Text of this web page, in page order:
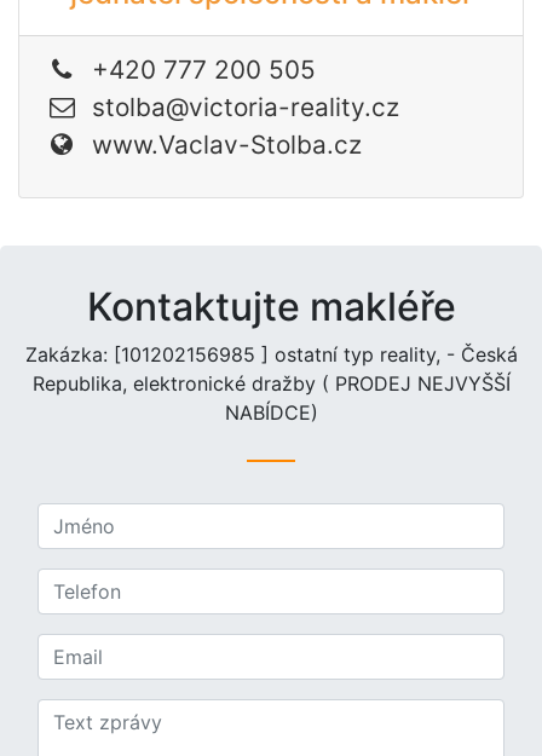
+420 777 200 505
stolba@victoria-reality.cz
www.Vaclav-Stolba.cz
Kontaktujte makléře
Zakázka: [101202156985 ] ostatní typ reality, - Česká
Republika, elektronické dražby ( PRODEJ NEJVYŠŠÍ
NABÍDCE)